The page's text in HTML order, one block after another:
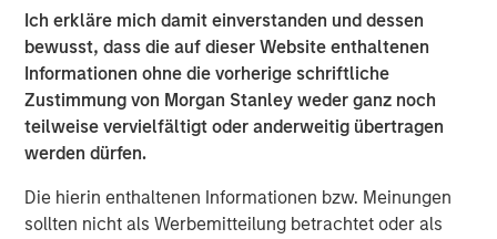
Ich erkläre mich damit einverstanden und dessen
bewusst, dass die auf dieser Website enthaltenen
Informationen ohne die vorherige schriftliche
Zustimmung von Morgan Stanley weder ganz noch
teilweise vervielfältigt oder anderweitig übertragen
werden dürfen.
Die hierin enthaltenen Informationen bzw. Meinungen
sollten nicht als Werbemitteilung betrachtet oder als
sale delivers 3.8x the original cost to investors.
About Morgan Stanley Global Private Equity
Morgan Stanley Global Private Equity, part of Morgan
and equity-related investments in North America and
Europe. Morgan Stanley Global Private Equity utilizes